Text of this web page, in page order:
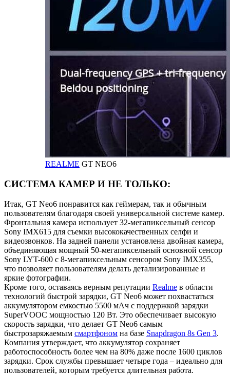
REALME GT NEO6
СИСТЕМА КАМЕР И НЕ ТОЛЬКО:
Итак, GT Neo6 понравится как геймерам, так и обычным
пользователям благодаря своей универсальной системе камер.
Фронтальная камера использует 32-мегапиксельный сенсор
Sony IMX615 для съемки высококачественных селфи и
видеозвонков. На задней панели установлена двойная камера,
объединяющая мощный 50-мегапиксельный основной сенсор
Sony LYT-600 с 8-мегапиксельным сенсором Sony IMX355,
что позволяет пользователям делать детализированные и
яркие фотографии.
Кроме того, оставаясь верным репутации Realme в области
технологий быстрой зарядки, GT Neo6 может похвастаться
аккумулятором емкостью 5500 мАч с поддержкой зарядки
SuperVOOC мощностью 120 Вт. Это обеспечивает высокую
скорость зарядки, что делает GT Neo6 самым
быстрозаряжаемым смартфоном на базе Snapdragon 8s Gen 3.
Компания утверждает, что аккумулятор сохраняет
работоспособность более чем на 80% даже после 1600 циклов
зарядки. Срок службы превышает четыре года – идеально для
пользователей, которым требуется длительная работа.